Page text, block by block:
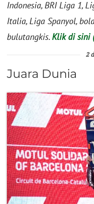
Indonesia, BRI Liga 1,
Italia, Liga Spanyol,
bulutangkis.Klik di sini
2
Juara Dunia